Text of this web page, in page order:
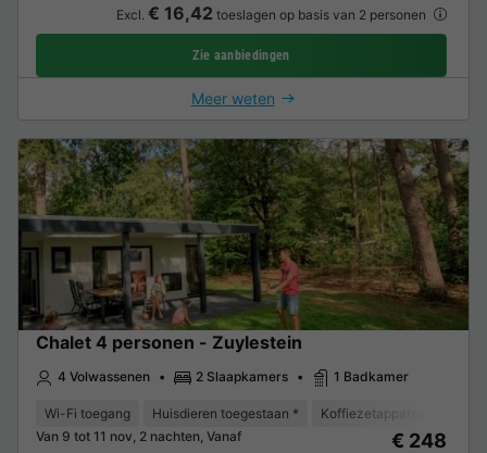
Excl. € 16,42 toeslagen op basis van 2 personen
Zie aanbiedingen
Meer weten
Chalet 4 personen - Zuylestein
4 Volwassenen 2 Slaapkamers 1 Badkamer
Wi-Fi toegang Huisdieren toegestaan * Koffiezetapparaat
Van 9 tot 11 nov, 2 nachten, Vanaf
€ 248